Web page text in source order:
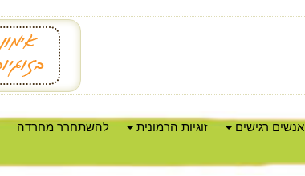
אנשים רגישים זוגיות הרמונית להשתחרר מחרדה